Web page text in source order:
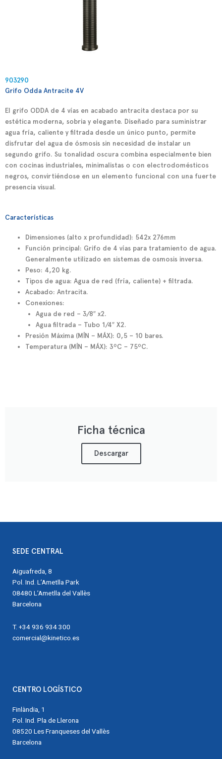
903290
Grifo Odda Antracite 4V
El grifo ODDA de 4 vías en acabado antracita destaca por su
estética moderna, sobria y elegante. Diseñado para suministrar
agua fría, caliente y filtrada desde un único punto, permite
disfrutar del agua de ósmosis sin necesidad de instalar un
segundo grifo. Su tonalidad oscura combina especialmente bien
con cocinas industriales, minimalistas o con electrodomésticos
negros, convirtiéndose en un elemento funcional con una fuerte
presencia visual.
Características
Dimensiones (alto x profundidad): 542x 276mm
Función principal: Grifo de 4 vías para tratamiento de agua.
Generalmente utilizado en sistemas de osmosis inversa.
Peso: 4,20 kg.
Tipos de agua: Agua de red (fría, caliente) + filtrada.
Acabado: Antracita.
Conexiones:
Agua de red – 3/8″ x2.
Agua filtrada – Tubo 1/4″ X2.
Presión Máxima (MÍN – MÁX): 0,5 – 10 bares.
Temperatura (MÍN – MÁX): 3ºC – 75ºC.
Ficha técnica
Descargar
SEDE CENTRAL
Aiguafreda, 8
Pol. Ind. L’Ametlla Park
08480 L’Ametlla del Vallès
Barcelona
T. +34 936 934 300
comercial@kinetico.es
CENTRO LOGÍSTICO
Finlàndia, 1
Pol. Ind. Pla de Llerona
08520 Les Franqueses del Vallès
Barcelona